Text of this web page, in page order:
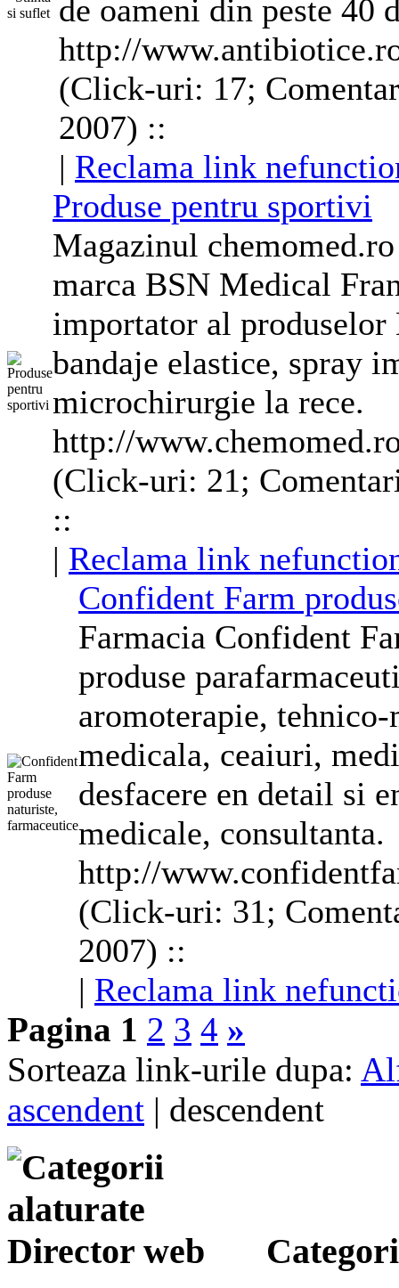
de oameni din peste 40
http://
(Click-uri: 17;
2007) ::
| Reclama link
Produse pentru sportivi
Magazinul
marca BSN Medical
importator al
bandaje elastice, spray
microchirurgie la rece.
http://
(Click-uri: 21;
::
| Reclama link
Confident Farm
Farmacia Confident
produse
aromoterapie,
medicala, ceaiuri,
desfacere en detail si
medicale, consultanta.
http://
(Click-uri: 31;
2007) ::
| Reclama link
Pagina 1 2 3 4 »
Sorteaza link-urile dupa:
ascendent | descendent